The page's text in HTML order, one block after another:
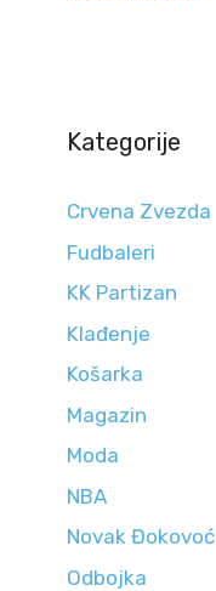
Kategorije
Crvena Zvezda
Fudbaleri
KK Partizan
Klađenje
Košarka
Magazin
Moda
NBA
Novak Đokovoć
Odbojka